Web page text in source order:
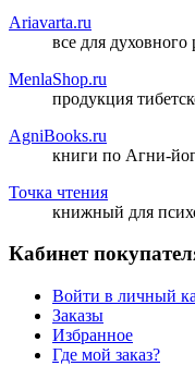
Ariavarta.ru
все для духовного
MenlaShop.ru
продукция
AgniBooks.ru
книги по Агни-
Точка чтения
книжный для
Кабинет
Войти в личный
Заказы
Избранное
Где мой заказ?